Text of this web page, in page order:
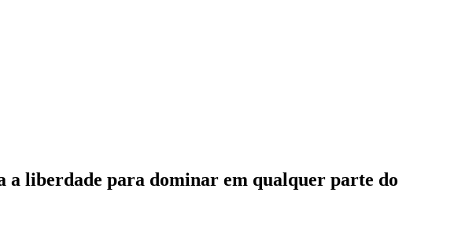
a liberdade para dominar em qualquer parte do